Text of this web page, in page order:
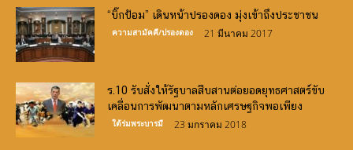
“บิ๊กป้อม” เดินหน้าปรองดอง มุ่งเข้าถึงประชาชน
ความสามัคคี/ปรองดอง 21 มีนาคม 2017
ร.10 รับสั่งให้รัฐบาลสืบสานต่อยอดยุทธศาสตร์ขับ
เคลื่อนการพัฒนาตามหลักเศรษฐกิจพอเพียง
ใต้ร่มพระบารมี 23 มกราคม 2018